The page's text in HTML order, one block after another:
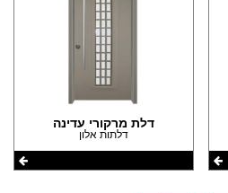
דלת מרקורי עדינה
דלתות אלון